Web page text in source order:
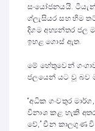
සංයෝජනයයි.
ග්ලැසියර සහ හිම
දිගම අභ්‍යන්තර ජල
ඉහළ ගොස් ඇත.
මේ හේතුවෙන්
ජලයෙන් යට වූ බව
“අධික ගංවතුර
විනාශ කළ හැකි
වේ,” චීන කාලගුණ